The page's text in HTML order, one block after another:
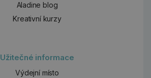
Aladine blog
Kreativní kurzy
Užitečné informace
Výdejní místo